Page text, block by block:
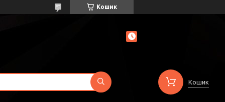
Кошик
Кошик